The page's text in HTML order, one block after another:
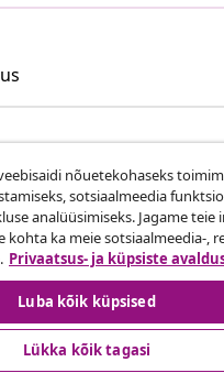
nõuetekohaseks
sotsiaalmeedia
analüüsimiseks. Jagame teie
kohta ka meie sotsiaalmeedia-,
Privaatsus- ja küpsiste
Luba kõik küpsised
Lükka kõik tagasi